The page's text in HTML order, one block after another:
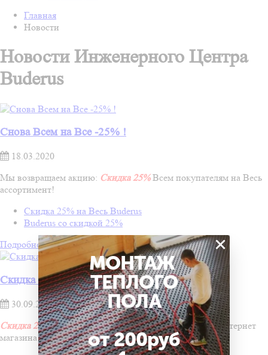
Главная
Новости
Новости Инженерного Центра
Buderus
Снова Всем на Все -25% !
18.03.2020
Мы возвращаем акцию: Скидка 25%Всем покупателям на Весь
ассортимент!
Скидка 25% на Весь Buderus
Buderus со скидкой 25%
Подробнее
Скидка 25% Всем на Все!
30.09.2019
Скидка 25%Всем покупателям на Весь ассортимент интернет
магазина!
МОНТАЖ
ТЕПЛОГО
ПОЛА
от 200руб
×